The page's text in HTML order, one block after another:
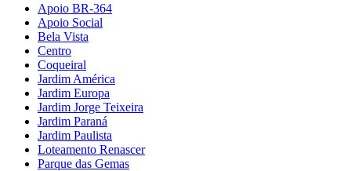
Apoio BR-364
Apoio Social
Bela Vista
Centro
Coqueiral
Jardim América
Jardim Europa
Jardim Jorge Teixeira
Jardim Paraná
Jardim Paulista
Loteamento Renascer
Parque das Gemas